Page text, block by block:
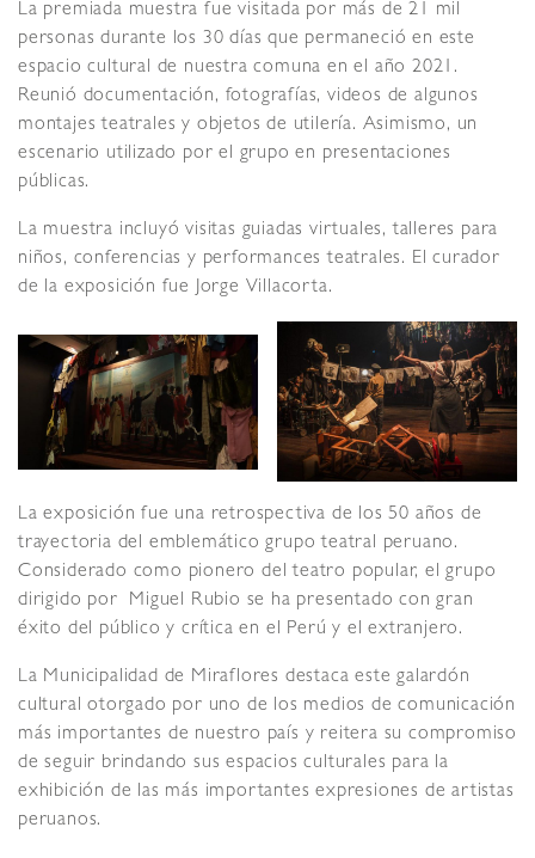
La premiada muestra fue visitada por más de 21 mil
personas durante los 30 días que permaneció en este
espacio cultural de nuestra comuna en el año 2021.
Reunió documentación, fotografías, videos de algunos
montajes teatrales y objetos de utilería. Asimismo, un
escenario utilizado por el grupo en presentaciones
públicas.
La muestra incluyó visitas guiadas virtuales, talleres para
niños, conferencias y performances teatrales. El curador
de la exposición fue Jorge Villacorta.
La exposición fue una retrospectiva de los 50 años de
trayectoria del emblemático grupo teatral peruano.
Considerado como pionero del teatro popular, el grupo
dirigido por Miguel Rubio se ha presentado con gran
éxito del público y crítica en el Perú y el extranjero.
La Municipalidad de Miraflores destaca este galardón
cultural otorgado por uno de los medios de comunicación
más importantes de nuestro país y reitera su compromiso
de seguir brindando sus espacios culturales para la
exhibición de las más importantes expresiones de artistas
peruanos.